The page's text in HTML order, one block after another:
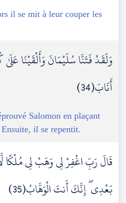
il se mit à leur couper les
وَلَقَدْ فَتَنَّا سُلَيْمَانَ وَأَلْقَيْنَا
أَنَابَ(34)
Salomon en plaçant
il se repentit.
قَالَ رَبِّ اغْفِرْ لِي وَهَبْ لِي مُلْكًا
بَعْدِي ۖ إِنَّكَ أَنتَ الْوَهَّابُ(35)